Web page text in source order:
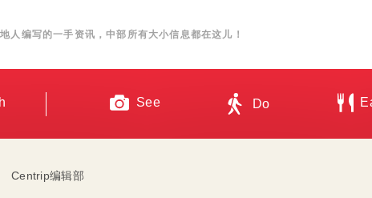
人编写的一手资讯，中部所有大小信息都在这儿！
See Do
Centrip编辑部